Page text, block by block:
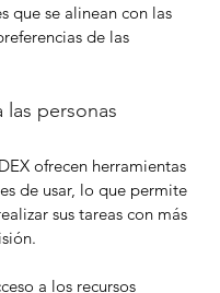
que se alinean con las
de las
las personas
ofrecen herramientas
de usar, lo que permite
sus tareas con más
a los recursos